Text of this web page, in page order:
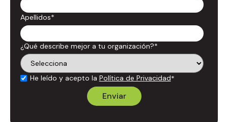
Apellidos*
¿Qué describe mejor a tu organización?*
He leído y acepto la Política de Privacidad*